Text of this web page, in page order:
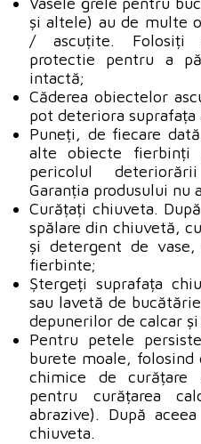
și altele) au de multe
/ ascuțite. Folosiți
protectie pentru a
intactă;
Căderea obiectelor
pot deteriora suprafața
Puneți, de fiecare
alte obiecte fierbinți
pericolul
Garanția produsului nu
Curățați chiuveta.
spălare din chiuvetă,
și detergent de
fierbinte;
Ștergeți suprafața
sau lavetă de
depunerilor de calcar
Pentru petele
burete moale, folosind
chimice de curățare
pentru curățarea
abrazive). După
chiuveta.